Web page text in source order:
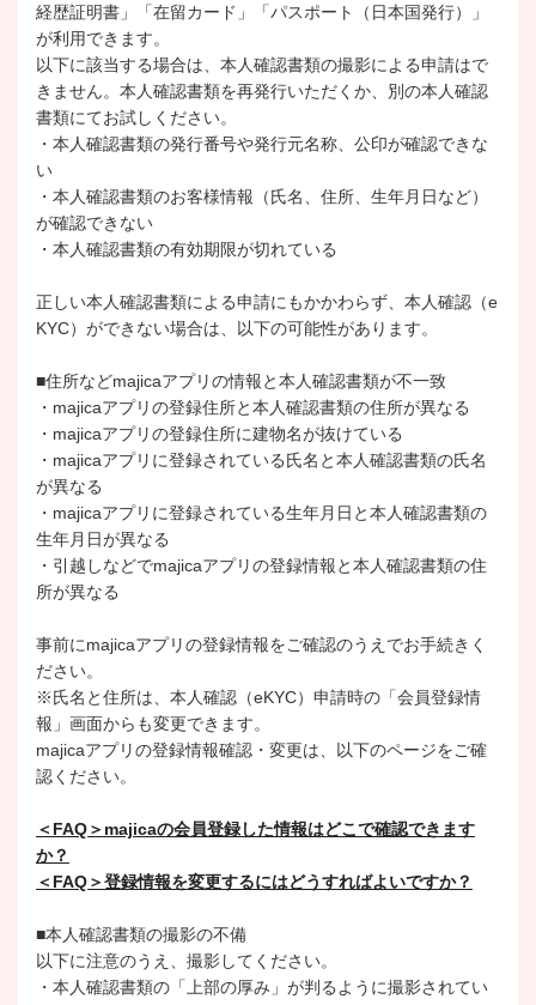
経歴証明書」「在留カード」「パスポート（日本国発行）」
が利用できます。
以下に該当する場合は、本人確認書類の撮影による申請はで
きません。本人確認書類を再発行いただくか、別の本人確認
書類にてお試しください。
・本人確認書類の発行番号や発行元名称、公印が確認できな
い
・本人確認書類のお客様情報（氏名、住所、生年月日など）
が確認できない
・本人確認書類の有効期限が切れている
正しい本人確認書類による申請にもかかわらず、本人確認（e
KYC）ができない場合は、以下の可能性があります。
■住所などmajicaアプリの情報と本人確認書類が不一致
・majicaアプリの登録住所と本人確認書類の住所が異なる
・majicaアプリの登録住所に建物名が抜けている
・majicaアプリに登録されている氏名と本人確認書類の氏名
が異なる
・majicaアプリに登録されている生年月日と本人確認書類の
生年月日が異なる
・引越しなどでmajicaアプリの登録情報と本人確認書類の住
所が異なる
事前にmajicaアプリの登録情報をご確認のうえでお手続きく
ださい。
※氏名と住所は、本人確認（eKYC）申請時の「会員登録情
報」画面からも変更できます。
majicaアプリの登録情報確認・変更は、以下のページをご確
認ください。
＜FAQ＞majicaの会員登録した情報はどこで確認できます
か？
＜FAQ＞登録情報を変更するにはどうすればよいですか？
■本人確認書類の撮影の不備
以下に注意のうえ、撮影してください。
・本人確認書類の「上部の厚み」が判るように撮影されてい